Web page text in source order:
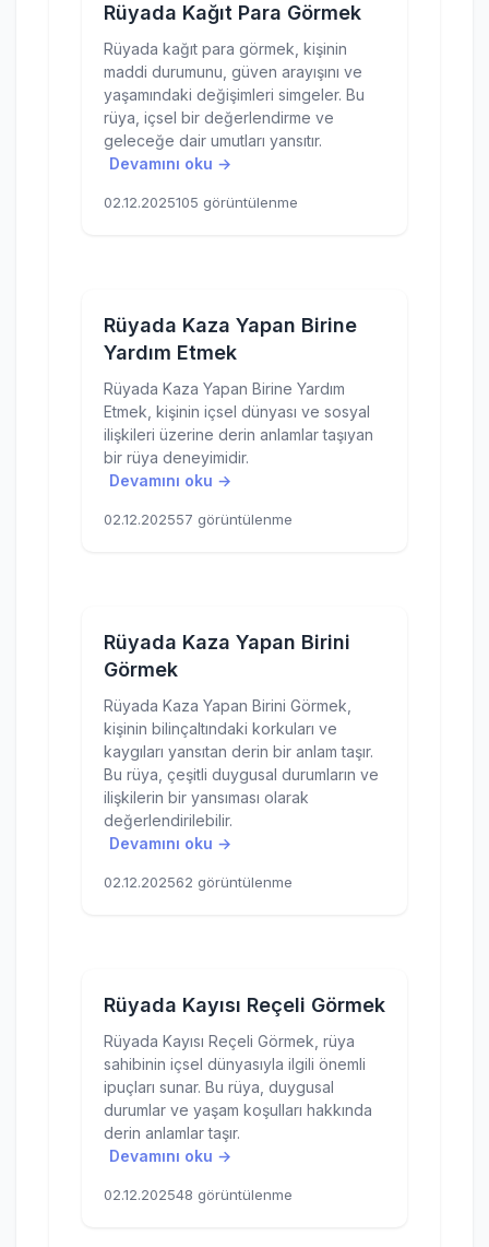
Rüyada Kağıt Para Görmek
Rüyada kağıt para görmek, kişinin
maddi durumunu, güven arayışını ve
yaşamındaki değişimleri simgeler. Bu
rüya, içsel bir değerlendirme ve
geleceğe dair umutları yansıtır.
Devamını oku →
02.12.2025105 görüntülenme
Rüyada Kaza Yapan Birine
Yardım Etmek
Rüyada Kaza Yapan Birine Yardım
Etmek, kişinin içsel dünyası ve sosyal
ilişkileri üzerine derin anlamlar taşıyan
bir rüya deneyimidir.
Devamını oku →
02.12.202557 görüntülenme
Rüyada Kaza Yapan Birini
Görmek
Rüyada Kaza Yapan Birini Görmek,
kişinin bilinçaltındaki korkuları ve
kaygıları yansıtan derin bir anlam taşır.
Bu rüya, çeşitli duygusal durumların ve
ilişkilerin bir yansıması olarak
değerlendirilebilir.
Devamını oku →
02.12.202562 görüntülenme
Rüyada Kayısı Reçeli Görmek
Rüyada Kayısı Reçeli Görmek, rüya
sahibinin içsel dünyasıyla ilgili önemli
ipuçları sunar. Bu rüya, duygusal
durumlar ve yaşam koşulları hakkında
derin anlamlar taşır.
Devamını oku →
02.12.202548 görüntülenme